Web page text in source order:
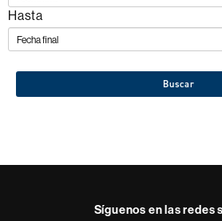
Hasta
Buscar
Síguenos en las redes